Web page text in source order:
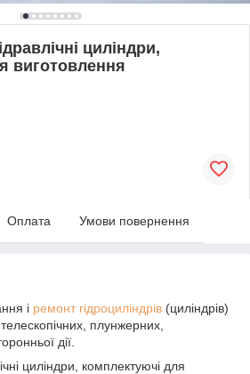
циліндри,
виготовлення
Оплата Умови повернення
і ремонт гідроциліндрів (циліндрів)
плунжерних,
дії.
циліндри, комплектуючі для